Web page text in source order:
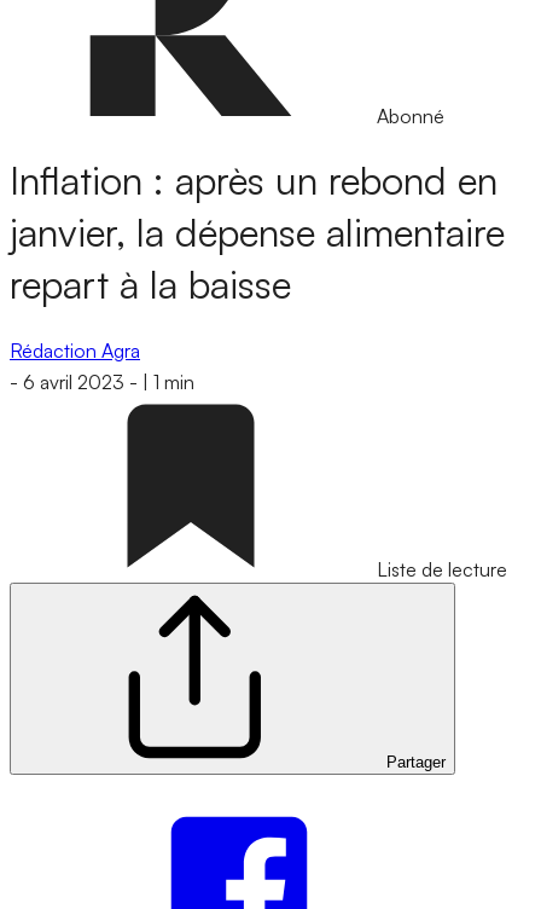
Abonné
Inflation : après un rebond en
janvier, la dépense alimentaire
repart à la baisse
Rédaction Agra
- 6 avril 2023 - 1 min
Liste de lecture
Partager